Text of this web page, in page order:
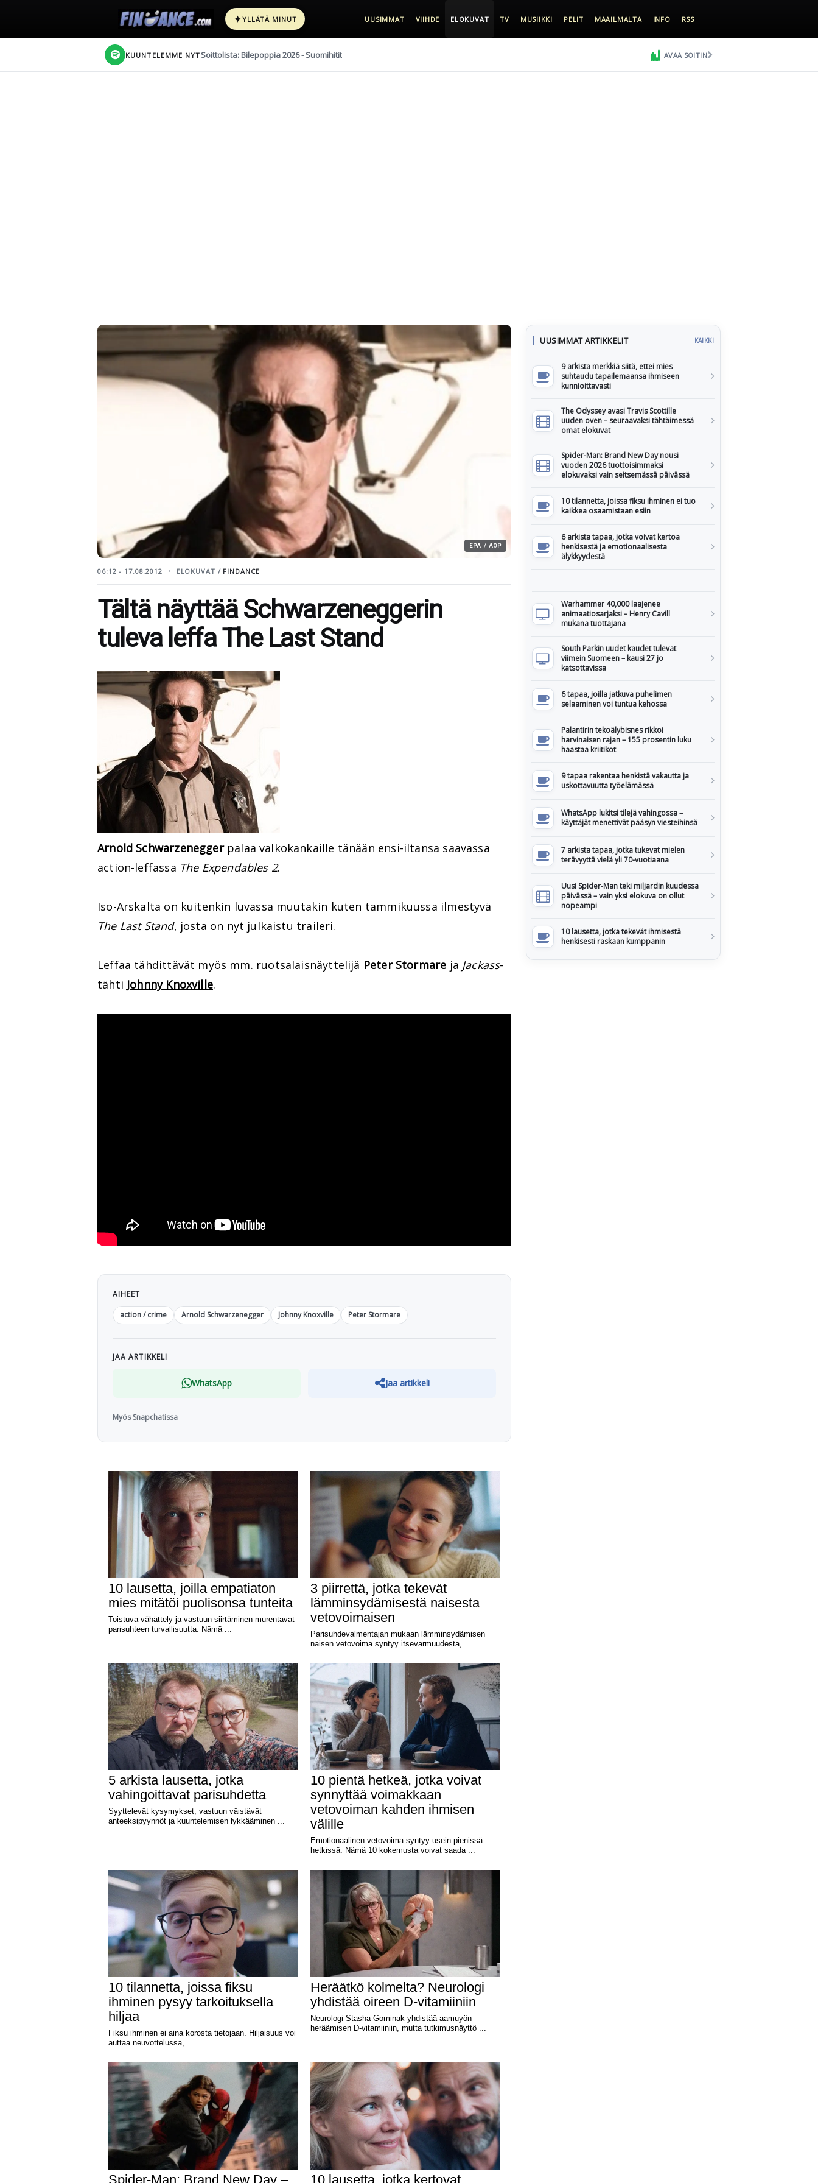
✦YLLÄTÄ MINUT UUSIMMAT VIIHDE ELOKUVAT TV MUSIIKKI PELIT MAAILMALTA INFO RSS
KUUNTELEMME NYT Soittolista: Bilepoppia 2026 - Suomihitit AVAA SOITIN
EPA / AOP
06:12 - 17.08.2012 ELOKUVAT / FINDANCE
Tältä näyttää Schwarzeneggerin
tuleva leffa The Last Stand
Arnold Schwarzeneggerpalaa valkokankaille tänään ensi-iltansa saavassa
action-leffassa The Expendables 2.
Iso-Arskalta on kuitenkin luvassa muutakin kuten tammikuussa ilmestyvä
The Last Stand, josta on nyt julkaistu traileri.
Leffaa tähdittävät myös mm. ruotsalaisnäyttelijä Peter Stormare ja Jackass-
tähti Johnny Knoxville.
AIHEET
action / crime
Arnold Schwarzenegger Johnny Knoxville Peter Stormare
JAA ARTIKKELI
WhatsApp Jaa artikkeli
Myös Snapchatissa
UUSIMMAT ARTIKKELIT KAIKKI
9 arkista merkkiä siitä, ettei mies
suhtaudu tapailemaansa ihmiseen
kunnioittavasti
The Odyssey avasi Travis Scottille
uuden oven – seuraavaksi tähtäimessä
omat elokuvat
Spider-Man: Brand New Day nousi
vuoden 2026 tuottoisimmaksi
elokuvaksi vain seitsemässä päivässä
10 tilannetta, joissa fiksu ihminen ei tuo
kaikkea osaamistaan esiin
6 arkista tapaa, jotka voivat kertoa
henkisestä ja emotionaalisesta
älykkyydestä
Warhammer 40,000 laajenee
animaatiosarjaksi – Henry Cavill
mukana tuottajana
South Parkin uudet kaudet tulevat
viimein Suomeen – kausi 27 jo
katsottavissa
6 tapaa, joilla jatkuva puhelimen
selaaminen voi tuntua kehossa
Palantirin tekoälybisnes rikkoi
harvinaisen rajan – 155 prosentin luku
haastaa kriitikot
9 tapaa rakentaa henkistä vakautta ja
uskottavuutta työelämässä
WhatsApp lukitsi tilejä vahingossa –
käyttäjät menettivät pääsyn viesteihinsä
7 arkista tapaa, jotka tukevat mielen
terävyyttä vielä yli 70-vuotiaana
Uusi Spider-Man teki miljardin kuudessa
päivässä – vain yksi elokuva on ollut
nopeampi
10 lausetta, jotka tekevät ihmisestä
henkisesti raskaan kumppanin